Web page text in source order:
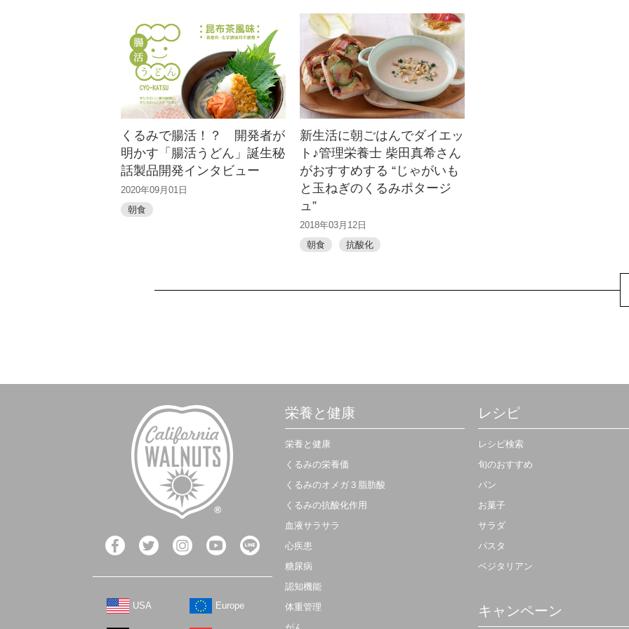
くるみで腸活！？ 開発者が
明かす「腸活うどん」誕生秘
話製品開発インタビュー
2020年09月01日
朝食
新生活に朝ごはんでダイエッ
ト♪管理栄養士 柴田真希さん
がおすすめする “じゃがいも
と玉ねぎのくるみポタージ
ュ”
2018年03月12日
朝食
抗酸化
USA Europe
栄養と健康
栄養と健康
くるみの栄養価
くるみのオメガ３脂肪酸
くるみの抗酸化作用
血液サラサラ
心疾患
糖尿病
認知機能
体重管理
レシピ
レシピ検索
旬のおすすめ
パン
お菓子
サラダ
パスタ
ベジタリアン
キャンペーン